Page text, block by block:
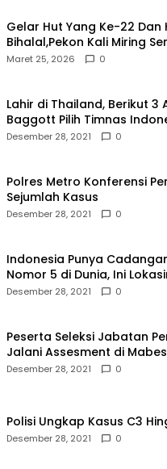
Gelar Hut Yang Ke-22 Dan
Bihalal,Pekon Kali Miring
Royong
Maret 25, 2026 0
Lahir di Thailand, Berikut 3
Baggott Pilih Timnas
Desember 28, 2021 0
Polres Metro Konferensi
Sejumlah Kasus
Desember 28, 2021 0
Indonesia Punya
Nomor 5 di Dunia, Ini
hingga Merauke
Desember 28, 2021 0
Peserta Seleksi Jabatan
Jalani Assesment di
Desember 28, 2021 0
Polisi Ungkap Kasus C3
Desember 28, 2021 0